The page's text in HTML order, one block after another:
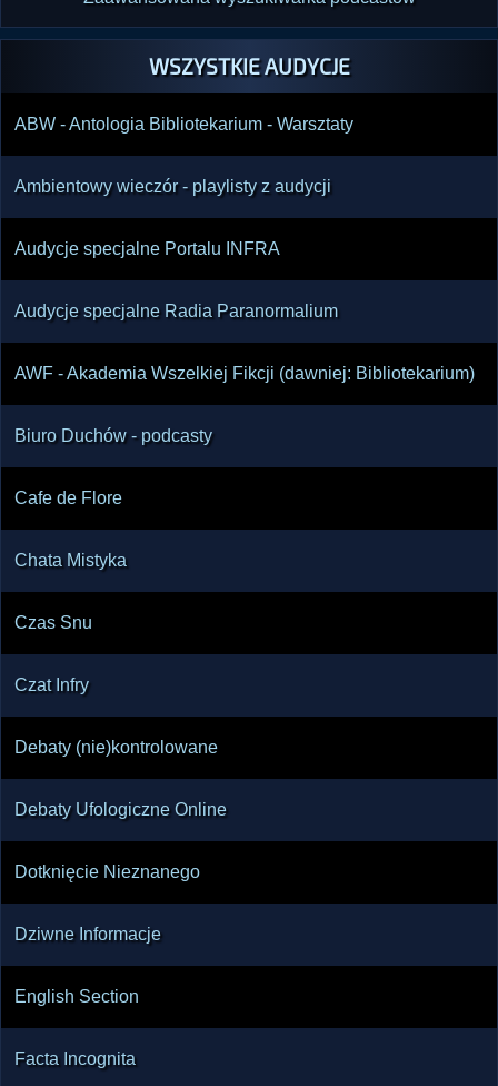
WSZYSTKIE AUDYCJE
ABW - Antologia Bibliotekarium - Warsztaty
Ambientowy wieczór - playlisty z audycji
Audycje specjalne Portalu INFRA
Audycje specjalne Radia Paranormalium
AWF - Akademia Wszelkiej Fikcji (dawniej: Bibliotekarium)
Biuro Duchów - podcasty
Cafe de Flore
Chata Mistyka
Czas Snu
Czat Infry
Debaty (nie)kontrolowane
Debaty Ufologiczne Online
Dotknięcie Nieznanego
Dziwne Informacje
English Section
Facta Incognita